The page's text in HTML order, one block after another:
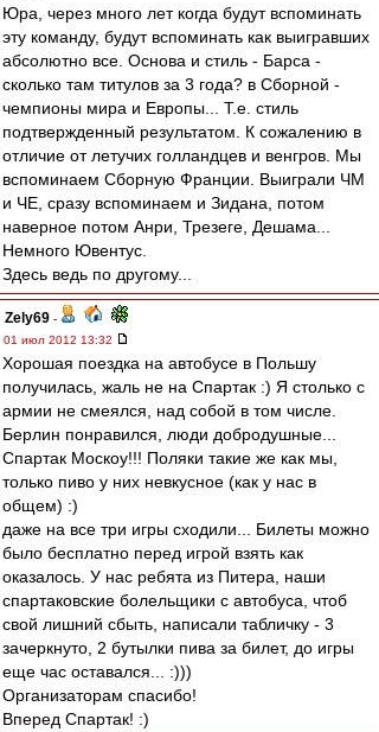
Юра, через много лет когда будут вспоминать
эту команду, будут вспоминать как выигравших
абсолютно все. Основа и стиль - Барса -
сколько там титулов за 3 года? в Сборной -
чемпионы мира и Европы... Т.е. стиль
подтвержденный результатом. К сожалению в
отличие от летучих голландцев и венгров. Мы
вспоминаем Сборную Франции. Выиграли ЧМ
и ЧЕ, сразу вспоминаем и Зидана, потом
наверное потом Анри, Трезеге, Дешама...
Немного Ювентус.
Здесь ведь по другому...
Zely69 -
01 июл 2012 13:32
Хорошая поездка на автобусе в Польшу
получилась, жаль не на Спартак :) Я столько с
армии не смеялся, над собой в том числе.
Берлин понравился, люди добродушные...
Спартак Москоу!!! Поляки такие же как мы,
только пиво у них невкусное (как у нас в
общем) :)
даже на все три игры сходили... Билеты можно
было бесплатно перед игрой взять как
оказалось. У нас ребята из Питера, наши
спартаковские болельщики с автобуса, чтоб
свой лишний сбыть, написали табличку - 3
зачеркнуто, 2 бутылки пива за билет, до игры
еще час оставался... :)))
Организаторам спасибо!
Вперед Спартак! :)